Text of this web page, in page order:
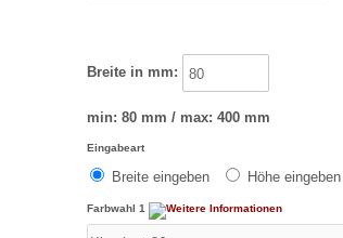
Breite in mm:
min: 80 mm / max: 400 mm
Eingabeart
Breite eingeben Höhe eingeben
Farbwahl 1